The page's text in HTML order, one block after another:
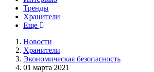
Тренды
Хранители
Еще
Новости
Хранители
Экономическая безопасность
01 марта 2021